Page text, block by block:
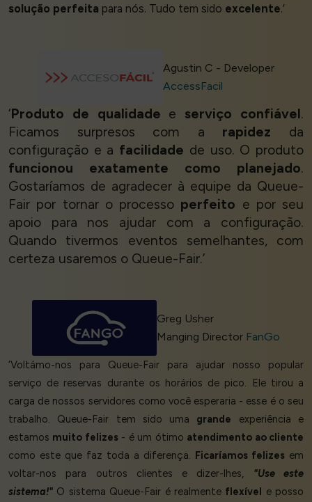
solução perfeita para nós. Tudo tem sido excelente.’
Agustin C - Developer
AccessFacil
‘Produto de qualidade e serviço confiável.
Ficamos surpresos com a rapidez da
configuração e a facilidade de uso. O produto
funcionou exatamente como planejado.
Gostaríamos de agradecer à equipe da Queue-
Fair por tornar o processo perfeito e por seu
apoio para nos ajudar com a configuração.
Quando tivermos eventos semelhantes, com
certeza usaremos o Queue-Fair.’
Greg Usher
Manging Director FanGo
‘Voltámo-nos para Queue-Fair para ajudar nosso popular
serviço de reservas durante os horários de pico. Ele tirou a
carga de nossos servidores como você esperaria - esse é o seu
trabalho. Queue-Fair tem sido uma grande experiência e
estamos muito felizes- é um ótimo atendimento ao cliente
como este que faz toda a diferença. Ficaríamos felizes em
voltar-nos para outros clientes e dizer-lhes, "Use este
sistema!" O sistema Queue-Fair é realmente flexível e posso